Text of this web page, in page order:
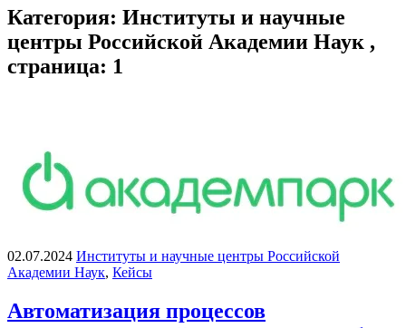
Категория: Институты и научные
центры Российской Академии Наук ,
страница: 1
02.07.2024 Институты и научные центры Российской
Академии Наук, Кейсы
Автоматизация процессов